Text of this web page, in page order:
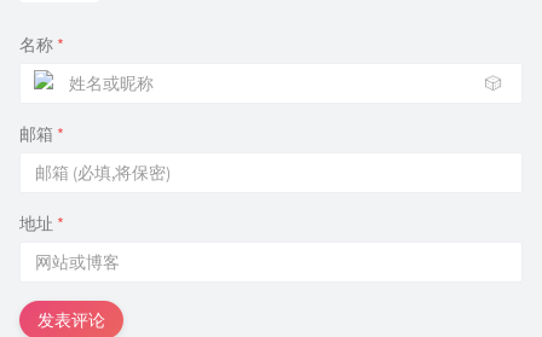
名称 *
🎲
邮箱 *
地址 *
发表评论